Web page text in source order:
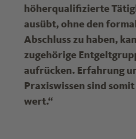
höherqualifizierte
ausübt, ohne den
Abschluss zu haben,
zugehörige
aufrücken. Erfahrung
Praxiswissen sind
wert.“